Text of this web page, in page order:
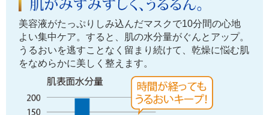
美容液がたっぷりしみ込んだマスクで10分間の心地
よい集中ケア。すると、肌の水分量がぐんとアップ。
うるおいを逃すことなく留まり続けて、乾燥に悩む肌
をなめらかに美しく整えます。